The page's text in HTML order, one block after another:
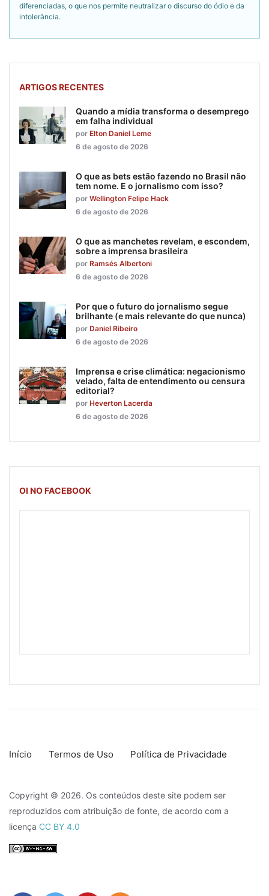
diferenciadas, o que nos permite neutralizar o discurso do ódio e da
intolerância.
ARTIGOS RECENTES
Quando a mídia transforma o desemprego
em falha individual
por Elton Daniel Leme
6 de agosto de 2026
O que as bets estão fazendo no Brasil não
tem nome. E o jornalismo com isso?
por Wellington Felipe Hack
6 de agosto de 2026
O que as manchetes revelam, e escondem,
sobre a imprensa brasileira
por Ramsés Albertoni
6 de agosto de 2026
Por que o futuro do jornalismo segue
brilhante (e mais relevante do que nunca)
por Daniel Ribeiro
6 de agosto de 2026
Imprensa e crise climática: negacionismo
velado, falta de entendimento ou censura
editorial?
por Heverton Lacerda
6 de agosto de 2026
OI NO FACEBOOK
Início Termos de Uso Política de Privacidade
Copyright © 2026. Os conteúdos deste site podem ser
reproduzidos com atribuição de fonte, de acordo com a
licença CC BY 4.0